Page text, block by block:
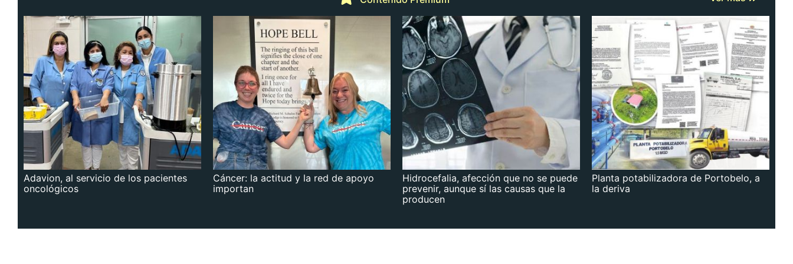
Adavion, al servicio de los pacientes
oncológicos
Cáncer: la actitud y la red de apoyo
importan
Hidrocefalia, afección que no se puede
prevenir, aunque sí las causas que la
producen
Planta potabilizadora de Portobelo, a
la deriva